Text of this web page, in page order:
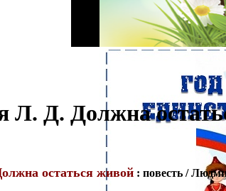
Л. Д. Должна
остаться живой : повесть /